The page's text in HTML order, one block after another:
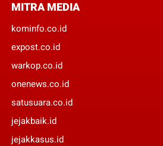
MITRA MEDIA
kominfo.co.id
expost.co.id
warkop.co.id
onenews.co.id
satusuara.co.id
jejakbaik.id
jejakkasus.id